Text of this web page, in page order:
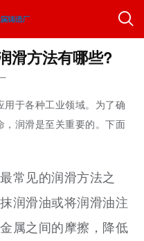
滑方法有哪些?
于各种工业领域。为了确
润滑是至关重要的。下面
常见的润滑方法之
润滑油或将润滑油注
属之间的摩擦，降低